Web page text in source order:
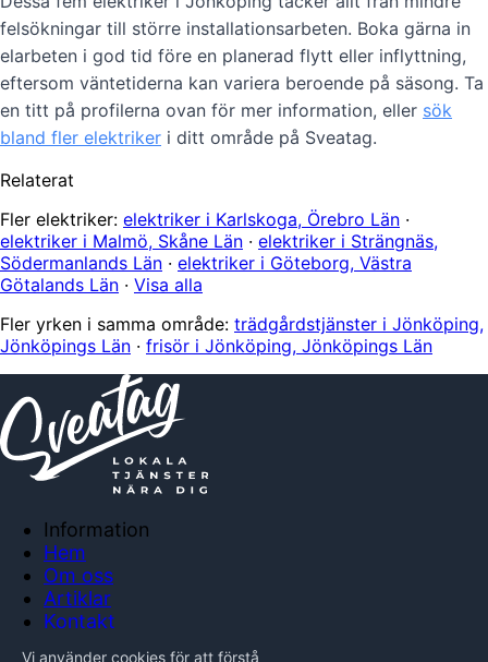
felsökningar till större installationsarbeten. Boka gärna in
elarbeten i god tid före en planerad flytt eller inflyttning,
eftersom väntetiderna kan variera beroende på säsong. Ta
en titt på profilerna ovan för mer information, eller sök
bland fler elektriker i ditt område på Sveatag.
Relaterat
Fler elektriker: elektriker i Karlskoga, Örebro Län ·
elektriker i Malmö, Skåne Län · elektriker i Strängnäs,
Södermanlands Län · elektriker i Göteborg, Västra
Götalands Län · Visa alla
Fler yrken i samma område: trädgårdstjänster i Jönköping,
Jönköpings Län · frisör i Jönköping, Jönköpings Län
Information
Hem
Om oss
Artiklar
Kontakt
Vi använder cookies för att förstå